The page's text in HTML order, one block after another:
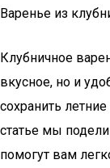
Варенье из
Клубничное
вкусное, но и
сохранить
статье мы
помогут вам